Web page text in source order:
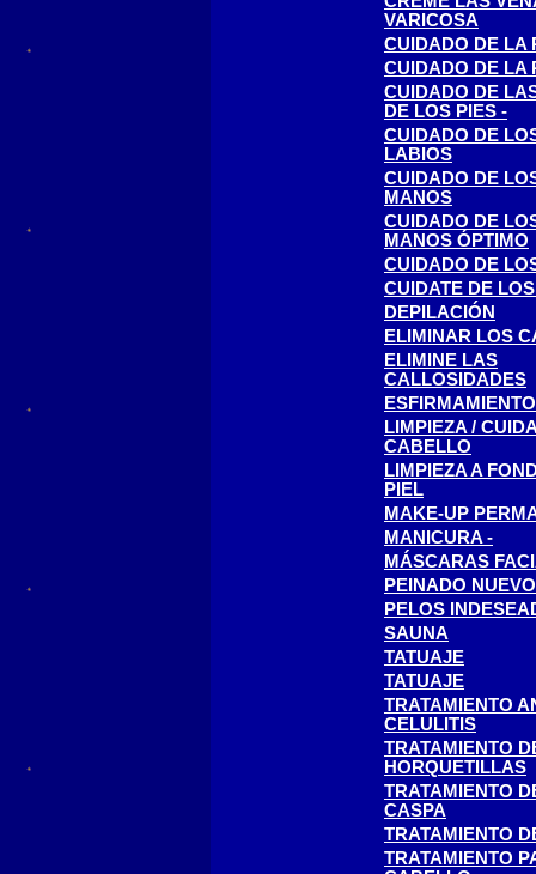
VARICOSA
CUIDADO DE LA
CUIDADO DE LA
CUIDADO DE
DE LOS PIES -
CUIDADO DE
LABIOS
CUIDADO DE
MANOS
CUIDADO DE
MANOS ÓPTIMO
CUIDADO DE
CUIDATE DE
DEPILACIÓN
ELIMINAR LOS
ELIMINE LAS
CALLOSIDADES
LIMPIEZA /
CABELLO
LIMPIEZA A
PIEL
MAKE-UP
MANICURA -
MÁSCARAS
PEINADO NUEVO
PELOS
SAUNA
TATUAJE
TATUAJE
TRATAMIENTO
CELULITIS
TRATAMIENTO
HORQUETILLAS
TRATAMIENTO
CASPA
TRATAMIENTO
TRATAMIENTO